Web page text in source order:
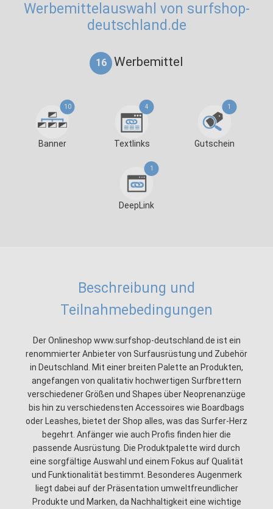
Werbemittelauswahl von surfshop-
deutschland.de
16 Werbemittel
10
Banner
4
Textlinks
1
Gutschein
1
DeepLink
Beschreibung und
Teilnahmebedingungen
Der Onlineshop www.surfshop-deutschland.de ist ein
renommierter Anbieter von Surfausrüstung und Zubehör
in Deutschland. Mit einer breiten Palette an Produkten,
angefangen von qualitativ hochwertigen Surfbrettern
verschiedener Größen und Shapes über Neoprenanzüge
bis hin zu verschiedensten Accessoires wie Boardbags
oder Leashes, bietet der Shop alles, was das Surfer-Herz
begehrt. Anfänger wie auch Profis finden hier die
passende Ausrüstung. Die Produktpalette wird durch
eine sorgfältige Auswahl und einem Fokus auf Qualität
und Funktionalität bestimmt. Besonderes Augenmerk
liegt dabei auf der Präsentation umweltfreundlicher
Produkte und Marken, da Nachhaltigkeit eine wichtige